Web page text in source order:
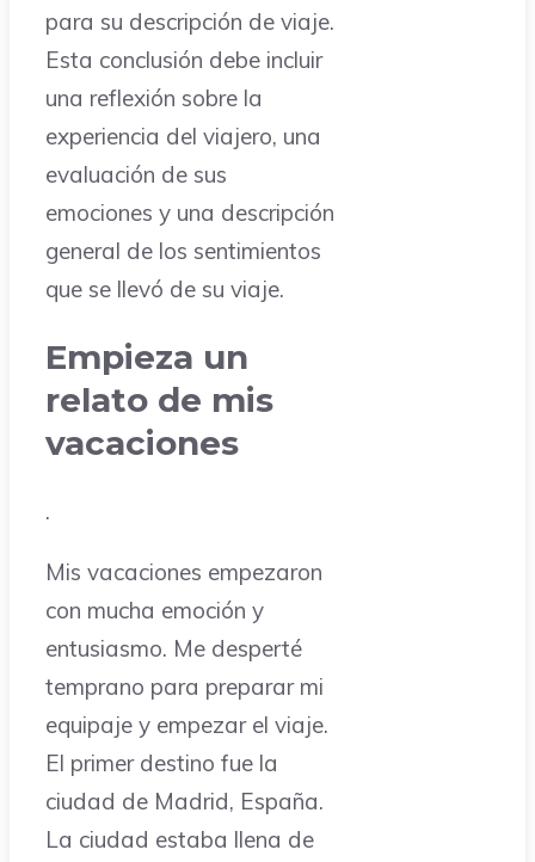
para su descripción de viaje.
Esta conclusión debe incluir
una reflexión sobre la
experiencia del viajero, una
evaluación de sus
emociones y una descripción
general de los sentimientos
que se llevó de su viaje.
Empieza un
relato de mis
vacaciones
.
Mis vacaciones empezaron
con mucha emoción y
entusiasmo. Me desperté
temprano para preparar mi
equipaje y empezar el viaje.
El primer destino fue la
ciudad de Madrid, España.
La ciudad estaba llena de